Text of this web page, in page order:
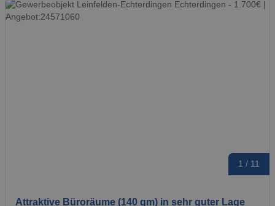
1 / 11
Attraktive Büroräume (140 qm) in sehr guter Lage